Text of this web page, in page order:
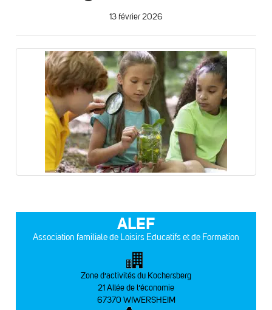
13 février 2026
ALEF
Association familiale de Loisirs Educatifs et de Formation
Zone d’activités du Kochersberg
21 Allée de l’économie
67370 WIWERSHEIM